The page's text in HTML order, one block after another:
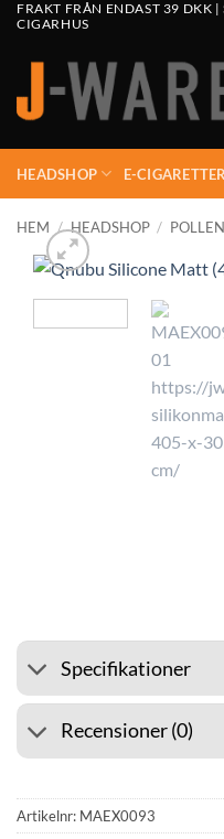
FRAKT FRÅN ENDAST 39 DKK |
CIGARHUS
HEADSHOP E-
HEM / HEADSHOP /
Specifikationer
Recensioner (0)
Artikelnr: MAEX0093